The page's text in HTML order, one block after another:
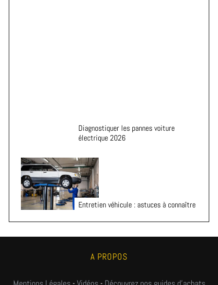
Diagnostiquer les pannes voiture
électrique 2026
Entretien véhicule : astuces à connaître
A PROPOS